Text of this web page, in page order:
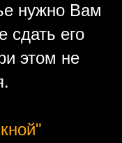
нужно Вам
сдать его
этом не